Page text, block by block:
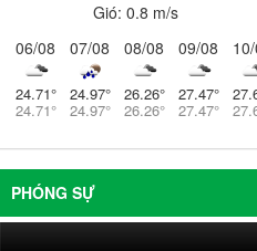
Gió: 0.8 m/s
06/08
24.71°
24.71°
07/08
24.97°
24.97°
08/08
26.26°
26.26°
09/08
27.47°
27.47°
PHÓNG SỰ